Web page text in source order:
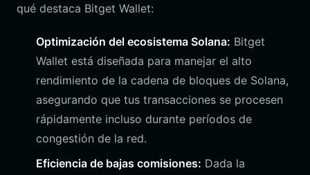
qué destaca Bitget Wallet:
Optimización del ecosistema Solana: Bitget
Wallet está diseñada para manejar el alto
rendimiento de la cadena de bloques de Solana,
asegurando que tus transacciones se procesen
rápidamente incluso durante períodos de
congestión de la red.
Eficiencia de bajas comisiones: Dada la